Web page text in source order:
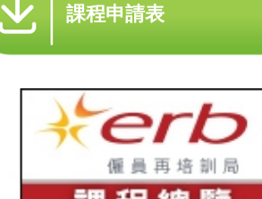
課程申請表